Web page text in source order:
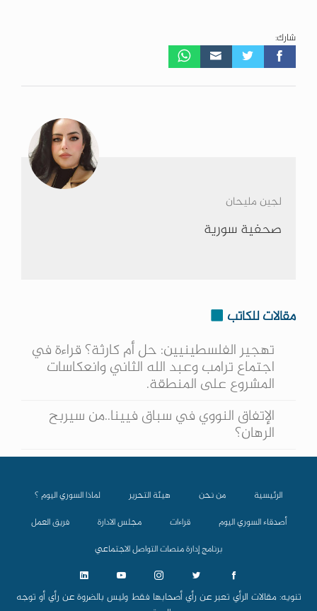
شارك:
لجين مليحان
صحفية سورية
مقالات للكاتب
تهجير الفلسطينيين: حل أم كارثة؟ قراءة في
اجتماع ترامب وعبد الله الثاني وانعكاسات
المشروع على المنطقة.
الإتفاق النووي في سباق فيينا..من سيربح
الرهان؟
الرئيسية من نحن هيئة التحرير
لماذا السوري اليوم ؟
أصدقاء السوري اليوم
قراءات مجلس الادارة
فريق العمل
برنامج إدارة منصات التواصل الاجتماعي
تنويه: مقالات الرأي تعبر عن رأي أصحابها فقط وليس بالضروة عن رأي أو توجه